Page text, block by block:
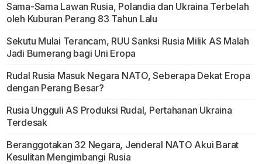
Sama-Sama Lawan Rusia, Polandia dan Ukraina Terbelah
oleh Kuburan Perang 83 Tahun Lalu
Sekutu Mulai Terancam, RUU Sanksi Rusia Milik AS Malah
Jadi Bumerang bagi Uni Eropa
Rudal Rusia Masuk Negara NATO, Seberapa Dekat Eropa
dengan Perang Besar?
Rusia Ungguli AS Produksi Rudal, Pertahanan Ukraina
Terdesak
Beranggotakan 32 Negara, Jenderal NATO Akui Barat
Kesulitan Mengimbangi Rusia